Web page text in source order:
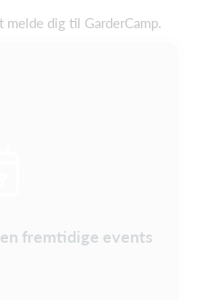
dig til GarderCamp.
fremtidige events